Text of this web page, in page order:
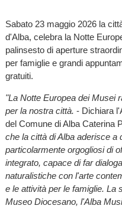
Sabato 23 maggio 2026 la
d'Alba, celebra la Notte
palinsesto di aperture
per famiglie e grandi
gratuiti.
"La Notte Europea dei Musei
per la nostra città. - Dichiara
del Comune di Alba Caterina
che la città di Alba aderisce
particolarmente orgogliosi di
integrato, capace di far
naturalistiche con l'arte
e le attività per le famiglie. La
Museo Diocesano, l'Alba